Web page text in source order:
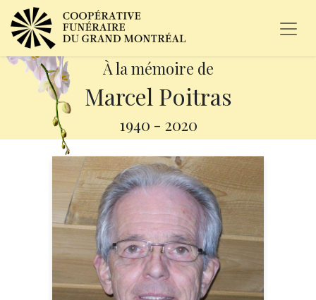
À la mémoire de
Marcel Poitras
1940 - 2020